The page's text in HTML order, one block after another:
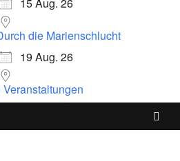
die Marienschlucht
19 Aug. 26